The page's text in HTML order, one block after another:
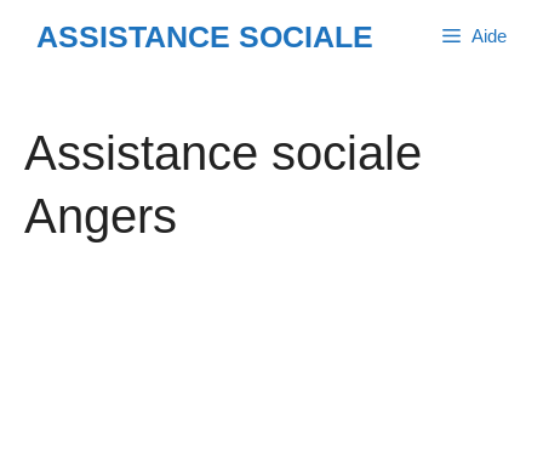
ASSISTANCE SOCIALE Aide
Assistance sociale
Angers